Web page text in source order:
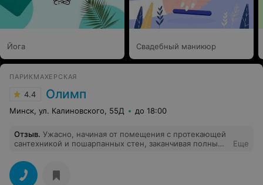
оттенки,убеждая,что получится очень красиво и она
часто делает такое покрытие своим клиенткам. Но
меня эти варианты не устраивали. Я предположила,что
она не умеет работать с типом покрытия,который я
работа с таким покрытием вызывает у нее
затруднения. Я выбрала другой вариант,но оказалось
Йога Свадебный маникюр
ПАРИКМАХЕРСКАЯ
4.4 Олимп
Минск, ул. Калиновского, 55Д до 18:00
Отзыв. Ужасно, начиная от помещения с протекающей
сантехникой и пошарпанных стен, заканчивая полным
расскажите что Вы хотите, а я постригу как
получится(даже когда просят каскад, а вот нет,
сделаем "под горшок").Зачем тогда спрашивать чего я
Еще